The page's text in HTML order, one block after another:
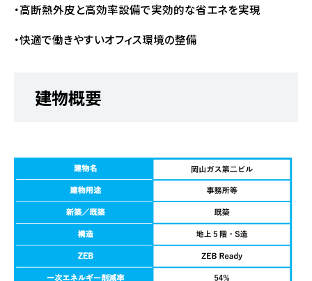
・高断熱外皮と高効率設備で実効的な省エネを実現
・快適で働きやすいオフィス環境の整備
建物概要